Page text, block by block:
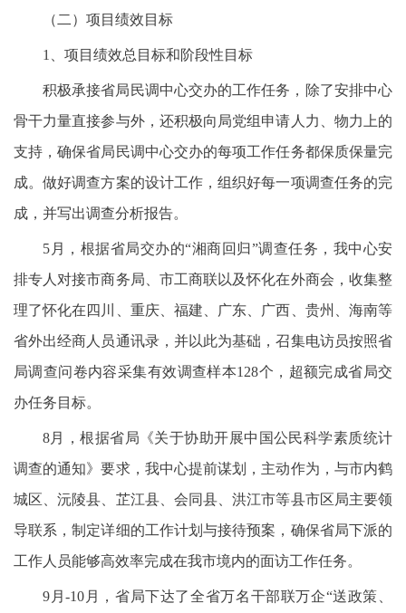
（二）项目绩效目标
1、项目绩效总目标和阶段性目标
积极承接省局民调中心交办的工作任务，除了安排中心
骨干力量直接参与外，还积极向局党组申请人力、物力上的
支持，确保省局民调中心交办的每项工作任务都保质保量完
成。做好调查方案的设计工作，组织好每一项调查任务的完
成，并写出调查分析报告。
5月，根据省局交办的“湘商回归”调查任务，我中心安
排专人对接市商务局、市工商联以及怀化在外商会，收集整
理了怀化在四川、重庆、福建、广东、广西、贵州、海南等
省外出经商人员通讯录，并以此为基础，召集电访员按照省
局调查问卷内容采集有效调查样本128个，超额完成省局交
办任务目标。
8月，根据省局《关于协助开展中国公民科学素质统计
调查的通知》要求，我中心提前谋划，主动作为，与市内鹤
城区、沅陵县、芷江县、会同县、洪江市等县市区局主要领
导联系，制定详细的工作计划与接待预案，确保省局下派的
工作人员能够高效率完成在我市境内的面访工作任务。
9月-10月，省局下达了全省万名干部联万企“送政策、